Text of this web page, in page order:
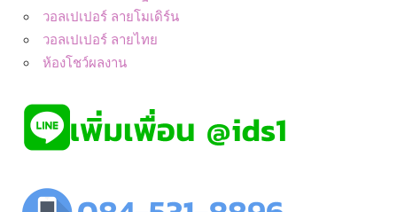
วอลเปเปอร์ ลายโมเดิร์น
วอลเปเปอร์ ลายไทย
ห้องโชว์ผลงาน